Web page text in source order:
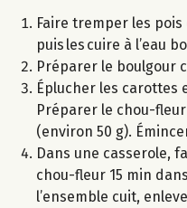
Faire tremper les
puis les cuire à l’eau
Préparer le boulgour
Éplucher les carottes
Préparer le chou-
(environ 50 g).
Dans une casserole,
chou-fleur 15 min
l’ensemble cuit,